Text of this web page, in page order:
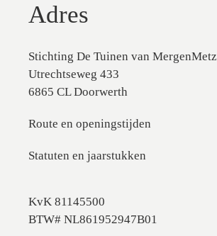
Adres
Stichting De Tuinen van MergenMetz
Utrechtseweg 433
6865 CL Doorwerth
Route en openingstijden
Statuten en jaarstukken
KvK 81145500
BTW# NL861952947B01